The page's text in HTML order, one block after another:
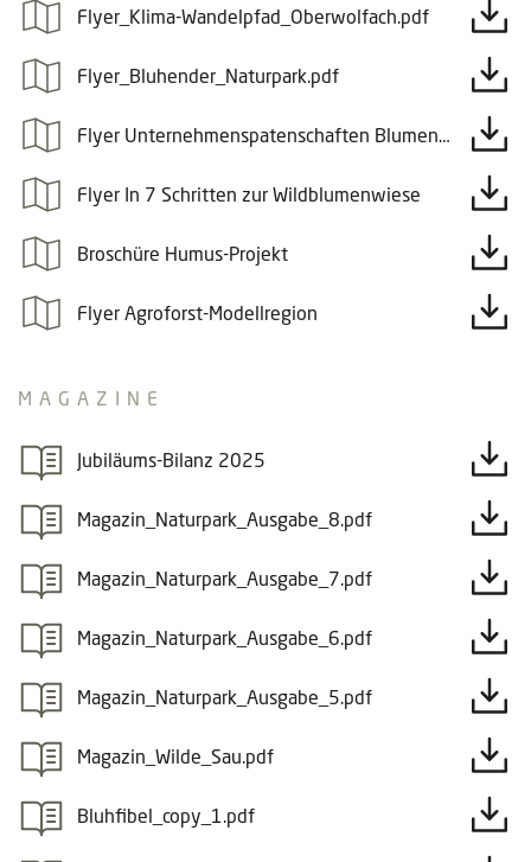
Flyer_Klima-Wandelpfad_Oberwolfach.pdf
Flyer_Bluhender_Naturpark.pdf
Flyer Unternehmenspatenschaften Blumenwiese
Flyer In 7 Schritten zur Wildblumenwiese
Broschüre Humus-Projekt
Flyer Agroforst-Modellregion
MAGAZINE
Jubiläums-Bilanz 2025
Magazin_Naturpark_Ausgabe_8.pdf
Magazin_Naturpark_Ausgabe_7.pdf
Magazin_Naturpark_Ausgabe_6.pdf
Magazin_Naturpark_Ausgabe_5.pdf
Magazin_Wilde_Sau.pdf
Bluhfibel_copy_1.pdf